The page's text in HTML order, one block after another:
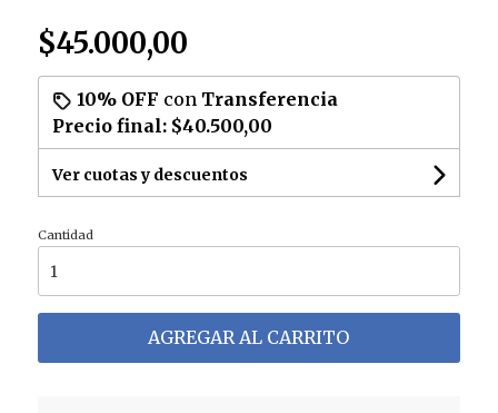
$45.000,00
10% OFF con Transferencia
Precio final: $40.500,00
Ver cuotas y descuentos
Cantidad
AGREGAR AL CARRITO